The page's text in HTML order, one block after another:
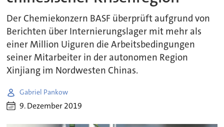
Der Chemiekonzern BASF überprüft aufgrund von
Berichten über Internierungslager mit mehr als
einer Million Uiguren die Arbeitsbedingungen
seiner Mitarbeiter in der autonomen Region
Xinjiang im Nordwesten Chinas.
Gabriel Pankow
9. Dezember 2019